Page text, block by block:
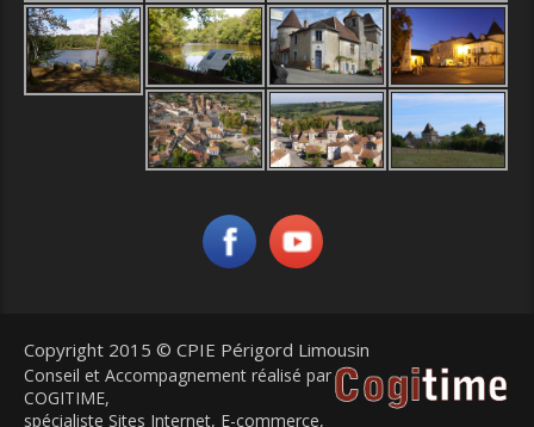
Copyright 2015 © CPIE Périgord Limousin
Conseil et Accompagnement réalisé par
COGITIME,
spécialiste Sites Internet, E-commerce,